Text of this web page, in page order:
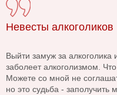
Невесты алкоголиков
Выйти замуж за алкоголика
заболеет алкоголизмом.
Можете со мной не
но это судьба - заполучить